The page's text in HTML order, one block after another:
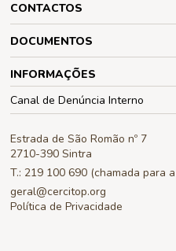
CONTACTOS
DOCUMENTOS
INFORMAÇÕES
Canal de Denúncia Interno
Estrada de São Romão nº 7
2710-390 Sintra
T.: 219 100 690 (chamada para
geral@cercitop.org
Política de Privacidade